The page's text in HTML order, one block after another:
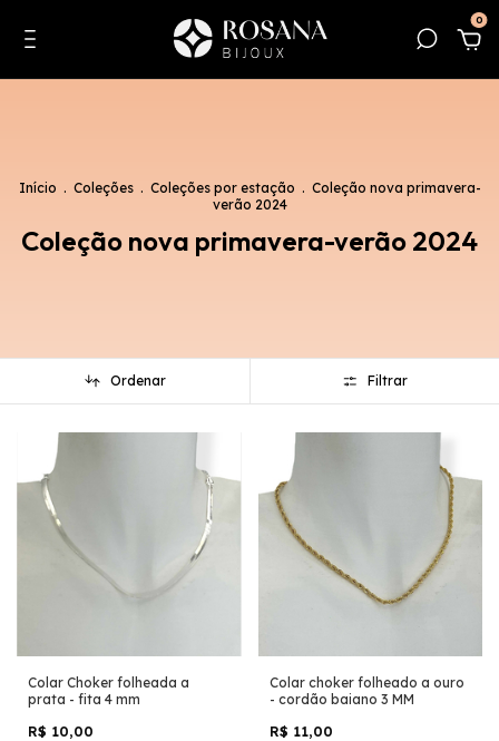
0
Início . Coleções . Coleções por estação . Coleção nova primavera-
verão 2024
Coleção nova primavera-verão 2024
Ordenar Filtrar
Colar Choker folheada a
prata - fita 4 mm
R$ 10,00
Colar choker folheado a ouro
- cordão baiano 3 MM
R$ 11,00